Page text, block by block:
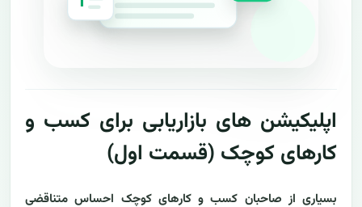
اپلیکیشن های بازاریابی برای کسب و
کارهای کوچک (قسمت اول)
بسیاری از صاحبان کسب و کارهای کوچک احساس متناقضی